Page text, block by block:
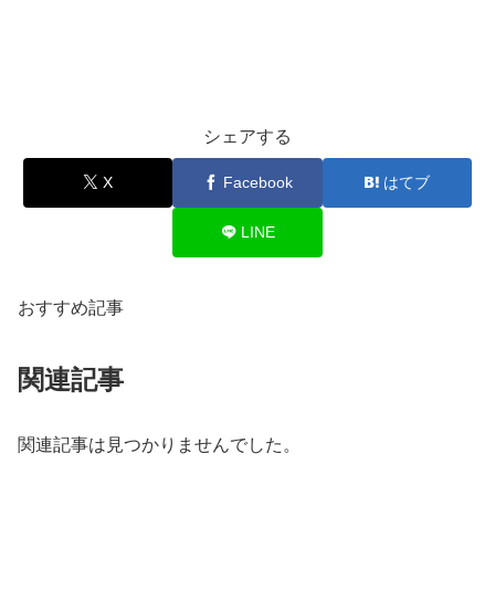
シェアする
X Facebook はてブ
LINE
おすすめ記事
関連記事
関連記事は見つかりませんでした。